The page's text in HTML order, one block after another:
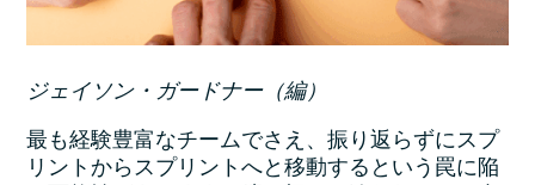
ジェイソン・ガードナー（編）
最も経験豊富なチームでさえ、振り返らずにスプ
リントからスプリントへと移動するという罠に陥